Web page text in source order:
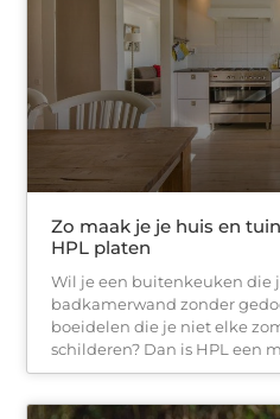
Zo maak je je huis en
HPL platen
Wil je een buitenkeuken die
badkamerwand zonder
boeidelen die je niet elke
schilderen? Dan is HPL een